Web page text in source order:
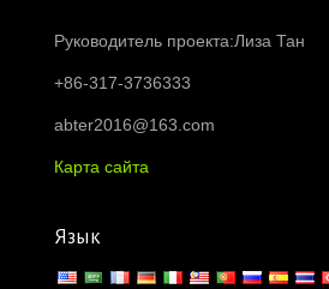
Руководитель проекта:Лиза Тан
+86-317-3736333
abter2016@163.com
Карта сайта
Язык